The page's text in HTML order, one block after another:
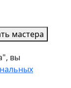
мастера
вы